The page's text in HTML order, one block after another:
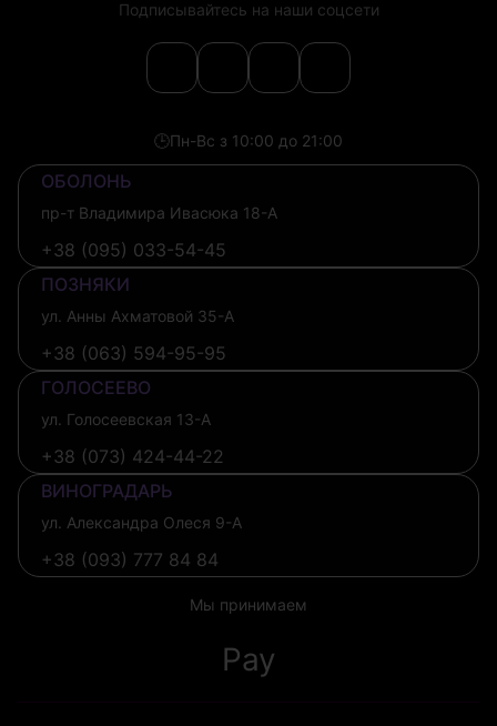
Подписывайтесь на наши соцсети
🕒Пн-Вс з 10:00 до 21:00
ОБОЛОНЬ
пр-т Владимира Ивасюка 18-А
+38 (095) 033-54-45
ПОЗНЯКИ
ул. Анны Ахматовой 35-А
+38 (063) 594-95-95
ГОЛОСЕЕВО
ул. Голосеевская 13-А
+38 (073) 424-44-22
ВИНОГРАДАРЬ
ул. Александра Олеся 9-А
+38 (093) 777 84 84
Мы принимаем
Pay